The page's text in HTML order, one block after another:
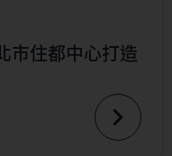
市住都中心打造